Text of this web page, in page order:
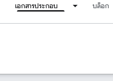
เอกสารประกอบ บล็อก